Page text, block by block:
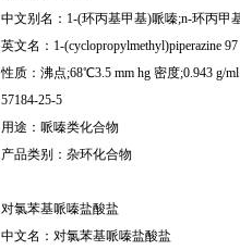
中文别名：1-(环丙基甲基)哌嗪;n-环丙甲
英文名：1-(cyclopropylmethyl)piperazine 97
性质：沸点;68℃3.5 mm hg 密度;0.943 g/
57184-25-5
用途：哌嗪类化合物
产品类别：杂环化合物
对氯苯基哌嗪盐酸盐
中文名：对氯苯基哌嗪盐酸盐